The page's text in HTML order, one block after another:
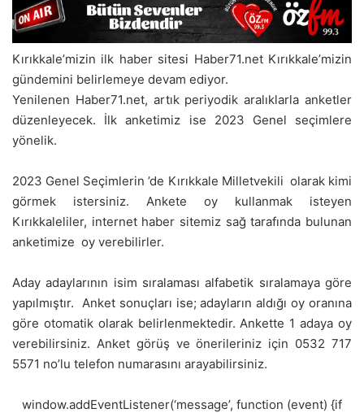
Kırıkkale’mizin ilk haber sitesi Haber71.net Kırıkkale’mizin
gündemini belirlemeye devam ediyor.
Yenilenen Haber71.net, artık periyodik aralıklarla anketler
düzenleyecek. İlk anketimiz ise 2023 Genel seçimlere
yönelik.
2023 Genel Seçimlerin ’de Kırıkkale Milletvekili olarak kimi
görmek istersiniz. Ankete oy kullanmak isteyen
Kırıkkaleliler, internet haber sitemiz sağ tarafında bulunan
anketimize oy verebilirler.
Aday adaylarının isim sıralaması alfabetik sıralamaya göre
yapılmıştır. Anket sonuçları ise; adayların aldığı oy oranına
göre otomatik olarak belirlenmektedir. Ankette 1 adaya oy
verebilirsiniz. Anket görüş ve önerileriniz için 0532 717
5571 no’lu telefon numarasını arayabilirsiniz.
window.addEventListener(‘message’, function (event) {if